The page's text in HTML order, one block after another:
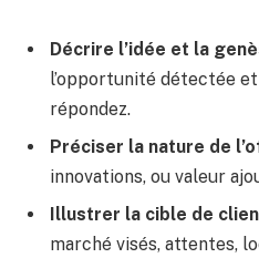
Décrire l’idée et la
l’opportunité détectée
répondez.
Préciser la nature de
innovations, ou valeur
Illustrer la cible de
marché visés, attentes,